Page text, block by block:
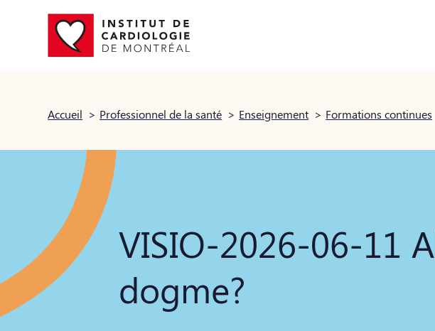
Accueil > Professionnel de la santé > Enseignement > Formations continues
VISIO-2026-06-11
dogme?